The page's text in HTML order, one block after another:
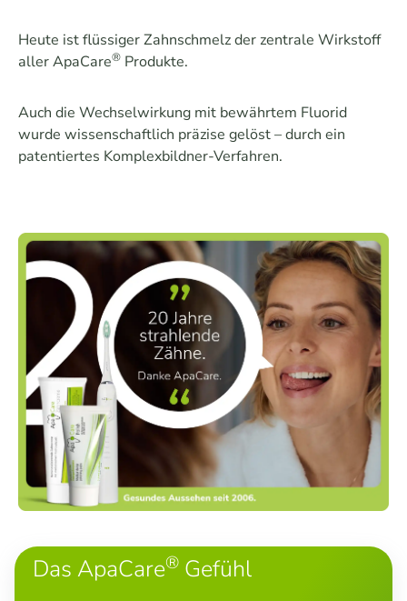
Heute ist flüssiger Zahnschmelz der zentrale Wirkstoff
aller ApaCare® Produkte.
Auch die Wechselwirkung mit bewährtem Fluorid
wurde wissenschaftlich präzise gelöst – durch ein
patentiertes Komplexbildner-Verfahren.
Das ApaCare® Gefühl